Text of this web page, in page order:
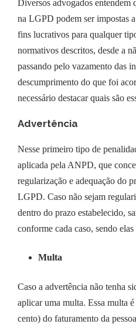
Diversos advogados entendem
na LGPD podem ser impostas
fins lucrativos para qualquer
normativos descritos, desde a
passando pelo vazamento das
descumprimento do que foi
necessário destacar quais são
Advertência
Nesse primeiro tipo de
aplicada pela ANPD, que
regularização e adequação do
LGPD. Caso não sejam
dentro do prazo estabelecido,
conforme cada caso, sendo
Multa
Caso a advertência não tenha
aplicar uma multa. Essa multa
cento) do faturamento da